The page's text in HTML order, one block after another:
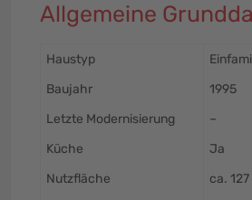
Allgemeine
Haustyp
Baujahr
1995
Letzte Modernisierung
–
Küche
Ja
Nutzfläche
ca. 127